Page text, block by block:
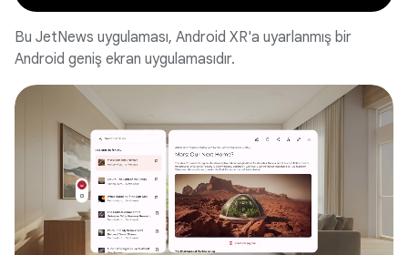
Bu JetNews uygulaması, Android XR'a uyarlanmış bir
Android geniş ekran uygulamasıdır.